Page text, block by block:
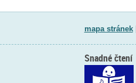
mapa stránek|
Snadné čtení